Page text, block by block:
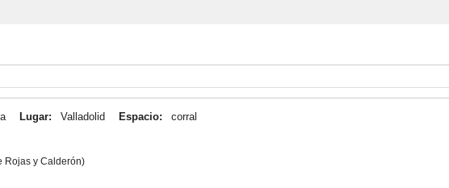
Lugar: Valladolid Espacio:
corral
Rojas y Calderón)